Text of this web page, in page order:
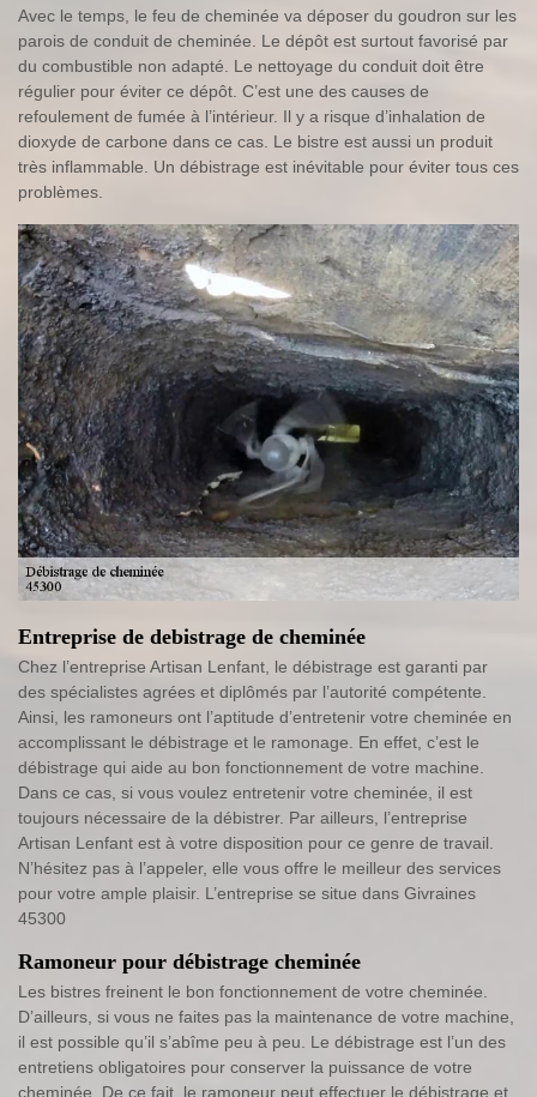
Avec le temps, le feu de cheminée va déposer du goudron sur les
parois de conduit de cheminée. Le dépôt est surtout favorisé par
du combustible non adapté. Le nettoyage du conduit doit être
régulier pour éviter ce dépôt. C’est une des causes de
refoulement de fumée à l’intérieur. Il y a risque d’inhalation de
dioxyde de carbone dans ce cas. Le bistre est aussi un produit
très inflammable. Un débistrage est inévitable pour éviter tous ces
problèmes.
Entreprise de debistrage de cheminée
Chez l’entreprise Artisan Lenfant, le débistrage est garanti par
des spécialistes agrées et diplômés par l’autorité compétente.
Ainsi, les ramoneurs ont l’aptitude d’entretenir votre cheminée en
accomplissant le débistrage et le ramonage. En effet, c’est le
débistrage qui aide au bon fonctionnement de votre machine.
Dans ce cas, si vous voulez entretenir votre cheminée, il est
toujours nécessaire de la débistrer. Par ailleurs, l’entreprise
Artisan Lenfant est à votre disposition pour ce genre de travail.
N’hésitez pas à l’appeler, elle vous offre le meilleur des services
pour votre ample plaisir. L’entreprise se situe dans Givraines
45300
Ramoneur pour débistrage cheminée
Les bistres freinent le bon fonctionnement de votre cheminée.
D’ailleurs, si vous ne faites pas la maintenance de votre machine,
il est possible qu’il s’abîme peu à peu. Le débistrage est l’un des
entretiens obligatoires pour conserver la puissance de votre
cheminée. De ce fait, le ramoneur peut effectuer le débistrage et